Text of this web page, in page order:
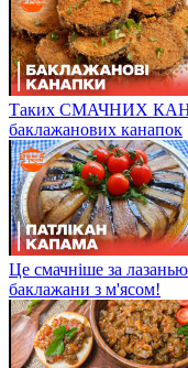
Таких СМАЧНИХ
баклажанових канапок
Це смачніше за
баклажани з м'ясом!